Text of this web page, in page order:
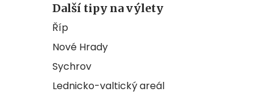
Další tipy na výlety
Říp
Nové Hrady
Sychrov
Lednicko-valtický areál